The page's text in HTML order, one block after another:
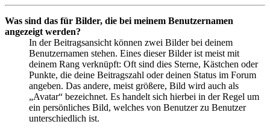
Was sind das für Bilder, die bei meinem Benutzernamen
angezeigt werden?
In der Beitragsansicht können zwei Bilder bei deinem
Benutzernamen stehen. Eines dieser Bilder ist meist mit
deinem Rang verknüpft: Oft sind dies Sterne, Kästchen oder
Punkte, die deine Beitragszahl oder deinen Status im Forum
angeben. Das andere, meist größere, Bild wird auch als
„Avatar“ bezeichnet. Es handelt sich hierbei in der Regel um
ein persönliches Bild, welches von Benutzer zu Benutzer
unterschiedlich ist.